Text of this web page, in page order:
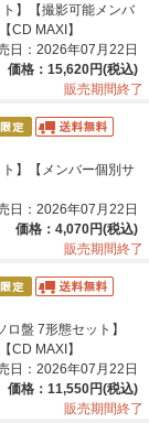
】【撮影可能メンバ
CD MAXI】
日：2026年07月22日
価格：15,620円(税込)
販売期間終了
】【メンバー個別サ
日：2026年07月22日
価格：4,070円(税込)
販売期間終了
盤 7形態セット】
CD MAXI】
日：2026年07月22日
価格：11,550円(税込)
販売期間終了